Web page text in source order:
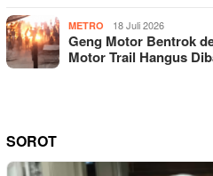
METRO 18 Juli 2026
Geng Motor Bentrok
Motor Trail Hangus
SOROT